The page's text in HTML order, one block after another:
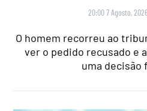
20:00 7 Agosto, 2026
O homem recorreu ao
ver o pedido recusado e
uma decisão